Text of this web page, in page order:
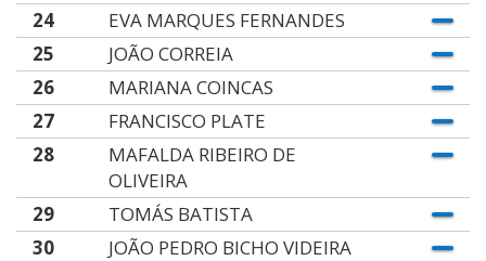
24
EVA MARQUES FERNANDES
25
JOÃO CORREIA
26
MARIANA COINCAS
27
FRANCISCO PLATE
28
MAFALDA RIBEIRO DE
OLIVEIRA
29
TOMÁS BATISTA
30
JOÃO PEDRO BICHO VIDEIRA